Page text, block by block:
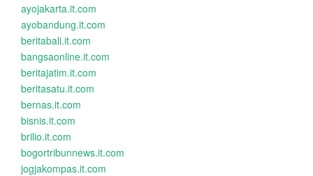
ayojakarta.it.com
ayobandung.it.com
beritabali.it.com
bangsaonline.it.com
beritajatim.it.com
beritasatu.it.com
bernas.it.com
bisnis.it.com
brilio.it.com
bogortribunnews.it.com
jogjakompas.it.com